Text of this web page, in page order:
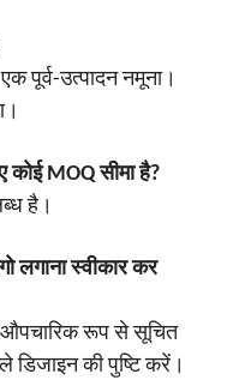
पूर्व-उत्पादन नमूना।
MOQ सीमा है?
है।
लगाना स्वीकार कर
औपचारिक रूप से सूचित
की पुष्टि करें।